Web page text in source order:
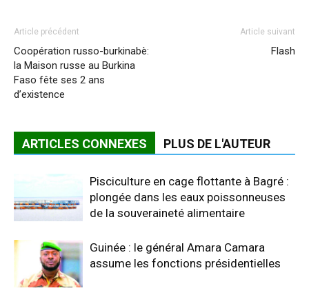
Article précédent
Coopération russo-burkinabè:
la Maison russe au Burkina
Faso fête ses 2 ans
d’existence
Article suivant
Flash
ARTICLES CONNEXES PLUS DE L'AUTEUR
Pisciculture en cage flottante à Bagré :
plongée dans les eaux poissonneuses
de la souveraineté alimentaire
Guinée : le général Amara Camara
assume les fonctions présidentielles